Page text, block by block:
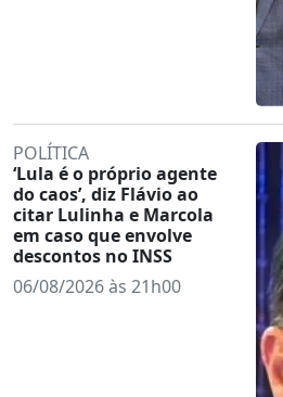
POLÍTICA
‘Lula é o próprio agente
do caos’, diz Flávio ao
citar Lulinha e Marcola
em caso que envolve
descontos no INSS
06/08/2026 às 21h00